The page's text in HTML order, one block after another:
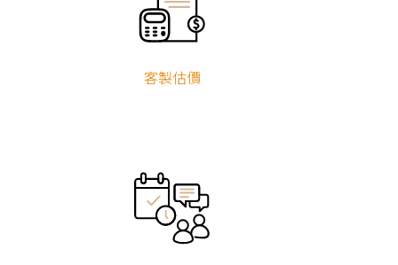
客製估價
衛浴翻新